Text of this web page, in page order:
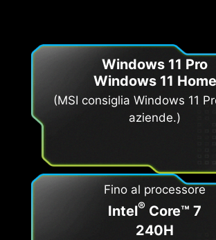
Windows 11 Pro
Windows 11 Home
(MSI consiglia Windows 11
aziende.)
Fino al processore
Intel® Core™ 7
240H